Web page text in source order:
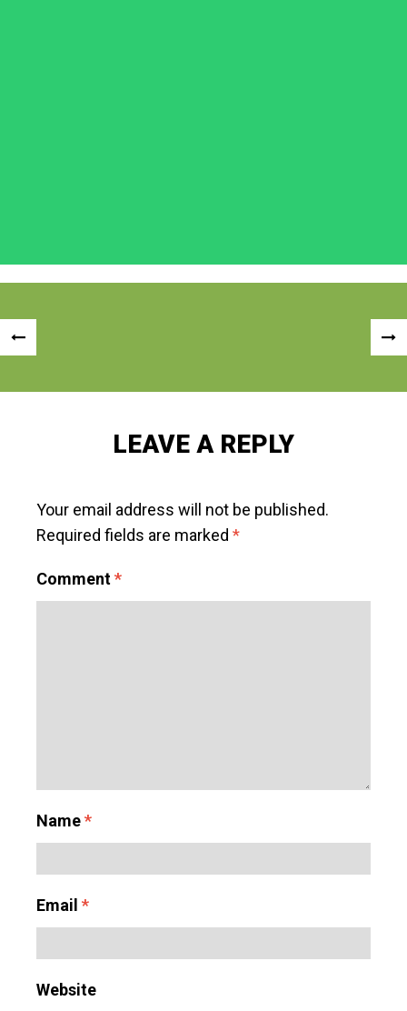
Post
LEAVE A REPLY
Your email address will not be published.
Required fields are marked *
Comment*
Name*
Email *
Website